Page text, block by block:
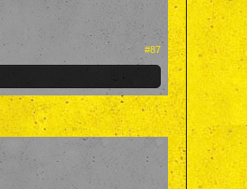
#87